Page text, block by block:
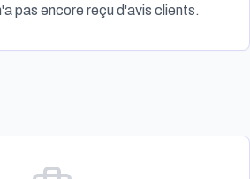
pas encore reçu d'avis clients.